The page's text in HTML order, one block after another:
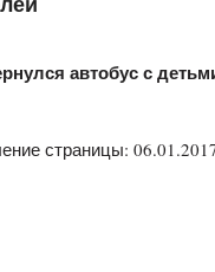
автобус с
страницы: